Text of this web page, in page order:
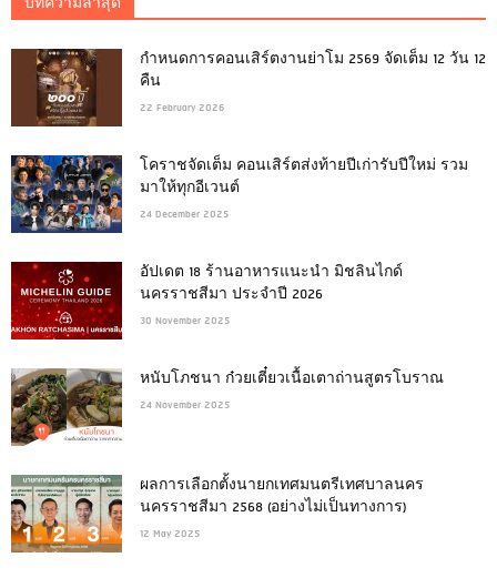
บทความล่าสุด
กำหนดการคอนเสิร์ตงานย่าโม 2569 จัดเต็ม 12 วัน 12
คืน
22 February 2026
โคราชจัดเต็ม คอนเสิร์ตส่งท้ายปีเก่ารับปีใหม่ รวม
มาให้ทุกอีเวนต์
24 December 2025
อัปเดต 18 ร้านอาหารแนะนำ มิชลินไกด์
นครราชสีมา ประจำปี 2026
30 November 2025
หนับโภชนา ก๋วยเตี๋ยวเนื้อเตาถ่านสูตรโบราณ
24 November 2025
ผลการเลือกตั้งนายกเทศมนตรีเทศบาลนคร
นครราชสีมา 2568 (อย่างไม่เป็นทางการ)
12 May 2025